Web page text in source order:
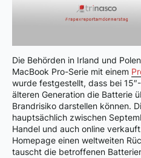
Die Behörden in Irland und
MacBook Pro-Serie mit einem
wurde festgestellt, dass bei
älteren Generation die Batterie
Brandrisiko darstellen können.
hauptsächlich zwischen
Handel und auch online
Homepage einen weltweiten
tauscht die betroffenen